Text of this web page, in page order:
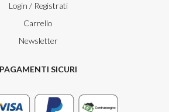
Login / Registrati
Carrello
Newsletter
PAGAMENTI SICURI